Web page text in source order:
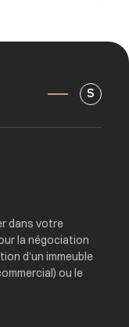
S
dans votre
la négociation
d’un immeuble
ou le